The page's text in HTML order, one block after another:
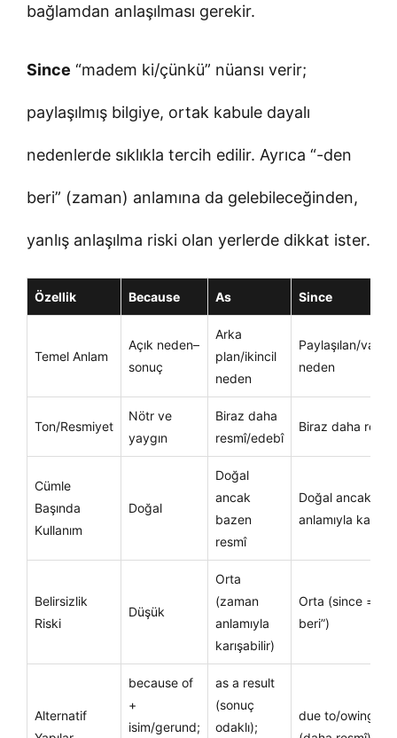
bağlamdan anlaşılması gerekir.
Since “madem ki/çünkü” nüansı verir;
paylaşılmış bilgiye, ortak kabule dayalı
nedenlerde sıklıkla tercih edilir. Ayrıca “-den
beri” (zaman) anlamına da gelebileceğinden,
yanlış anlaşılma riski olan yerlerde dikkat ister.
Özellik Because As Since
Temel Anlam
Açık neden–
sonuç
Arka
plan/ikincil
neden
Paylaşılan/
neden
Ton/Resmiyet
Nötr ve
yaygın
Biraz daha
resmî/edebî
Biraz daha resmî
Cümle
Başında
Kullanım
Doğal
Doğal
ancak
bazen
resmî
Doğal ancak
anlamıyla
Belirsizlik
Riski
Düşük
Orta
(zaman
anlamıyla
karışabilir)
Orta (since = “-
beri”)
Alternatif
because of
+
isim/gerund;
as a result
(sonuç
odaklı);
due to/owing to